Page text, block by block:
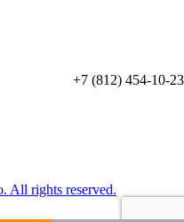
+7 (812) 454-10-23
All rights reserved.